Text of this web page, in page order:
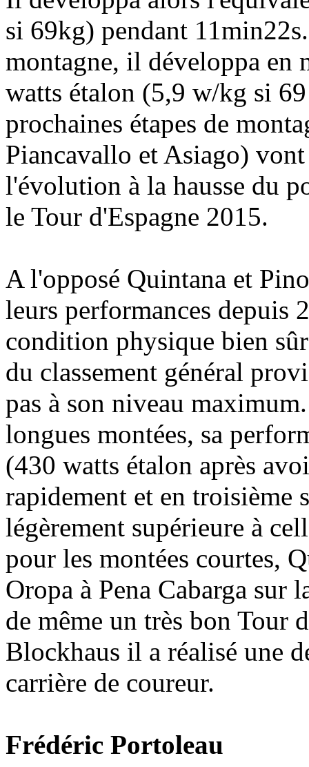
si 69kg) pendant
montagne, il développa en
watts étalon (5,9 w/kg si
prochaines étapes de
Piancavallo et Asiago)
l'évolution à la hausse du
le Tour d'Espagne 2015.
A l'opposé Quintana et
leurs performances depuis
condition physique bien
du classement général
pas à son niveau
longues montées, sa
(430 watts étalon après
rapidement et en troisième
légèrement supérieure à
pour les montées courtes,
Oropa à Pena Cabarga sur
de même un très bon Tour
Blockhaus il a réalisé une
carrière de coureur.
Frédéric Portoleau